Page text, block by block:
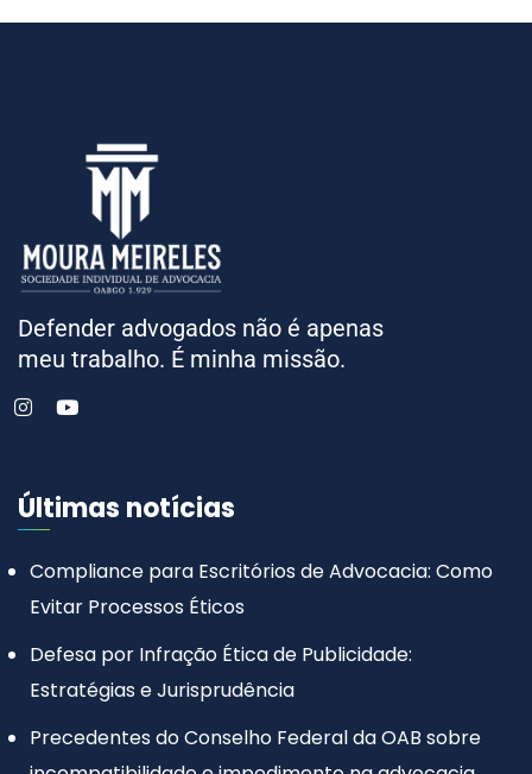
Defender advogados não é apenas
meu trabalho. É minha missão.
Últimas notícias
Compliance para Escritórios de Advocacia: Como
Evitar Processos Éticos
Defesa por Infração Ética de Publicidade:
Estratégias e Jurisprudência
Precedentes do Conselho Federal da OAB sobre